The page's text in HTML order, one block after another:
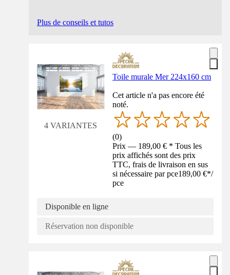
Plus de conseils et tutos
4 VARIANTES
Toile murale Mer 224x160 cm
Cet article n'a pas encore été
noté.
(0)
Prix — 189,00 € * Tous les
prix affichés sont des prix
TTC, frais de livraison en sus
si nécessaire par pce189,00 €*/
pce
Disponible en ligne
Réservation non disponible